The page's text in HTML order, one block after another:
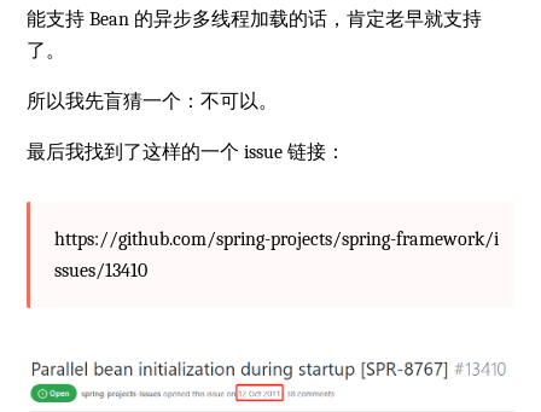
能支持 Bean 的异步多线程加载的话，肯定老早就支持
了。
所以我先盲猜一个：不可以。
最后我找到了这样的一个 issue 链接：
https://github.com/spring-projects/spring-framework/i
ssues/13410